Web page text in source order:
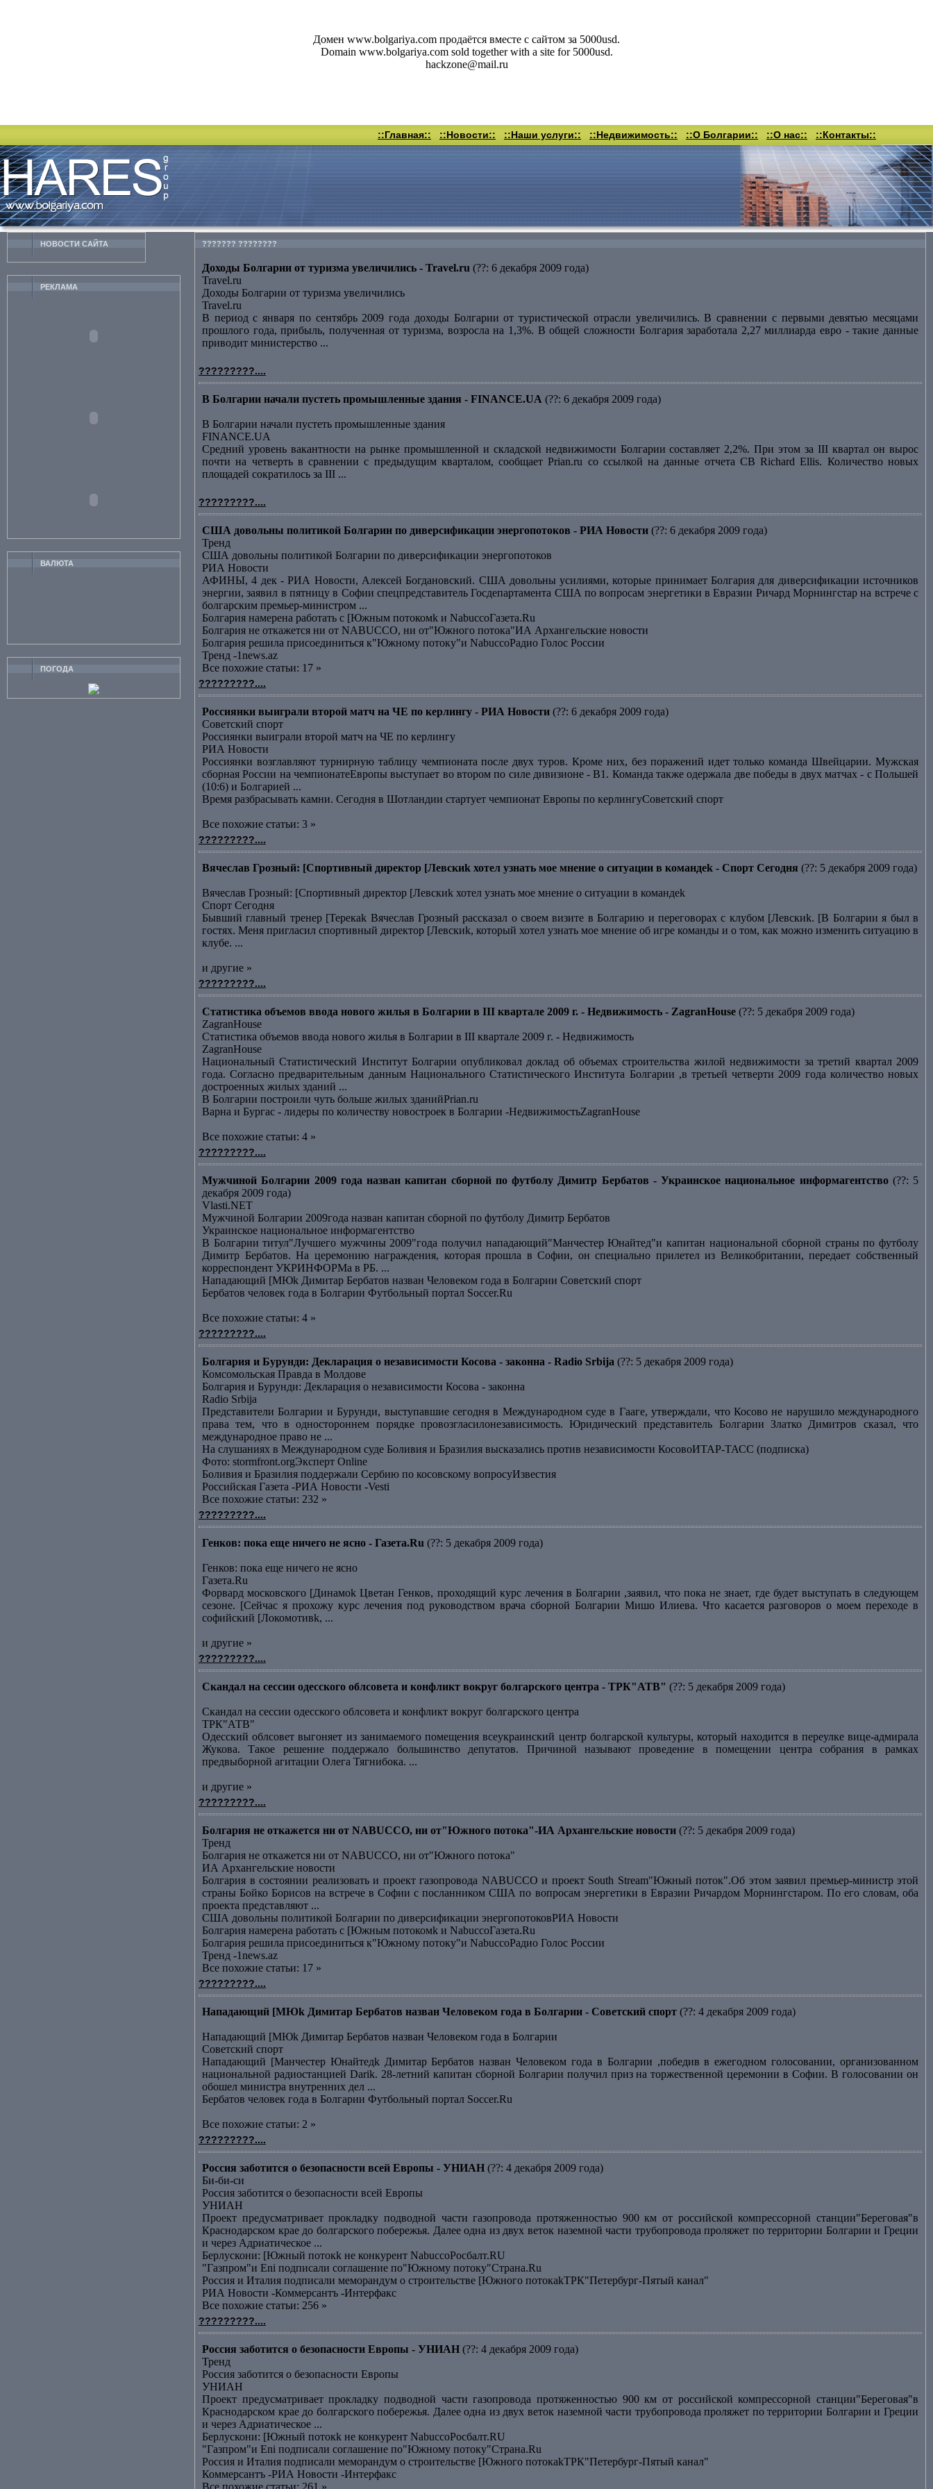
Домен www.bolgariya.com продаётся вместе с сайтом за 5000usd.
Domain www.bolgariya.com sold together with a site for 5000usd.
hackzone@mail.ru
::Главная:: ::Новости:: ::Наши услуги:: ::Недвижимость:: ::О Болгарии:: ::О нас:: ::Контакты::
НОВОСТИ CАЙТА
РЕКЛАМА
ВАЛЮТА
ПОГОДА
??????? ????????
Доходы Болгарии от туризма увеличились - Travel.ru (??: 6 декабря 2009 года)
Travel.ru
Доходы Болгарии от туризма увеличились
Travel.ru
В период с января по сентябрь 2009 года доходы Болгарии от туристической отрасли увеличились. В сравнении с первыми девятью месяцами
прошлого года, прибыль, полученная от туризма, возросла на 1,3%. В общей сложности Болгария заработала 2,27 миллиарда евро - такие данные
приводит министерство ...
?????????....
В Болгарии начали пустеть промышленные здания - FINANCE.UA (??: 6 декабря 2009 года)
В Болгарии начали пустеть промышленные здания
FINANCE.UA
Средний уровень вакантности на рынке промышленной и складской недвижимости Болгарии составляет 2,2%. При этом за III квартал он вырос
почти на четверть в сравнении с предыдущим кварталом, сообщает Prian.ru со ссылкой на данные отчета CB Richard Ellis. Количество новых
площадей сократилось за III ...
?????????....
США довольны политикой Болгарии по диверсификации энергопотоков - РИА Новости (??: 6 декабря 2009 года)
Тренд
США довольны политикой Болгарии по диверсификации энергопотоков
РИА Новости
АФИНЫ, 4 дек - РИА Новости, Алексей Богдановский. США довольны усилиями, которые принимает Болгария для диверсификации источников
энергии, заявил в пятницу в Софии спецпредставитель Госдепартамента США по вопросам энергетики в Евразии Ричард Морнингстар на встрече с
болгарским премьер-министром ...
Болгария намерена работать с [Южным потокомk и NabuccoГазета.Ru
Болгария не откажется ни от NABUCCO, ни от"Южного потока"ИА Архангельские новости
Болгария решила присоединиться к"Южному потоку"и NabuccoРадио Голос России
Тренд -1news.az
Все похожие статьи: 17 »
?????????....
Россиянки выиграли второй матч на ЧЕ по керлингу - РИА Новости (??: 6 декабря 2009 года)
Советский спорт
Россиянки выиграли второй матч на ЧЕ по керлингу
РИА Новости
Россиянки возглавляют турнирную таблицу чемпионата после двух туров. Кроме них, без поражений идет только команда Швейцарии. Мужская
сборная России на чемпионатеЕвропы выступает во втором по силе дивизионе - В1. Команда также одержала две победы в двух матчах - с Польшей
(10:6) и Болгарией ...
Время разбрасывать камни. Сегодня в Шотландии стартует чемпионат Европы по керлингуСоветский спорт
Все похожие статьи: 3 »
?????????....
Вячеслав Грозный: [Спортивный директор [Левскиk хотел узнать мое мнение о ситуации в командеk - Спорт Сегодня (??: 5 декабря 2009 года)
Вячеслав Грозный: [Спортивный директор [Левскиk хотел узнать мое мнение о ситуации в командеk
Спорт Сегодня
Бывший главный тренер [Терекаk Вячеслав Грозный рассказал о своем визите в Болгарию и переговорах с клубом [Левскиk. [В Болгарии я был в
гостях. Меня пригласил спортивный директор [Левскиk, который хотел узнать мое мнение об игре команды и о том, как можно изменить ситуацию в
клубе. ...
и другие »
?????????....
Статистика объемов ввода нового жилья в Болгарии в III квартале 2009 г. - Недвижимость - ZagranHouse (??: 5 декабря 2009 года)
ZagranHouse
Статистика объемов ввода нового жилья в Болгарии в III квартале 2009 г. - Недвижимость
ZagranHouse
Национальный Статистический Институт Болгарии опубликовал доклад об объемах строительства жилой недвижимости за третий квартал 2009
года. Согласно предварительным данным Национального Статистического Института Болгарии ,в третьей четверти 2009 года количество новых
достроенных жилых зданий ...
В Болгарии построили чуть больше жилых зданийPrian.ru
Варна и Бургас - лидеры по количеству новостроек в Болгарии -НедвижимостьZagranHouse
Все похожие статьи: 4 »
?????????....
Мужчиной Болгарии 2009 года назван капитан сборной по футболу Димитр Бербатов - Украинское национальное информагентство(??: 5
декабря 2009 года)
Vlasti.NET
Мужчиной Болгарии 2009года назван капитан сборной по футболу Димитр Бербатов
Украинское национальное информагентство
В Болгарии титул"Лучшего мужчины 2009"года получил нападающий"Манчестер Юнайтед"и капитан национальной сборной страны по футболу
Димитр Бербатов. На церемонию награждения, которая прошла в Софии, он специально прилетел из Великобритании, передает собственный
корреспондент УКРИНФОРМа в РБ. ...
Нападающий [МЮk Димитар Бербатов назван Человеком года в Болгарии Советский спорт
Бербатов человек года в Болгарии Футбольный портал Soccer.Ru
Все похожие статьи: 4 »
?????????....
Болгария и Бурунди: Декларация о независимости Косова - законна - Radio Srbija (??: 5 декабря 2009 года)
Комсомольская Правда в Молдове
Болгария и Бурунди: Декларация о независимости Косова - законна
Radio Srbija
Представители Болгарии и Бурунди, выступавшие сегодня в Международном суде в Гааге, утверждали, что Косово не нарушило международного
права тем, что в одностороннем порядке провозгласилонезависимость. Юридический представитель Болгарии Златко Димитров сказал, что
международное право не ...
На слушаниях в Международном суде Боливия и Бразилия высказались против независимости КосовоИТАР-ТАСС (подписка)
Фото: stormfront.orgЭксперт Online
Боливия и Бразилия поддержали Сербию по косовскому вопросуИзвестия
Российская Газета -РИА Новости -Vesti
Все похожие статьи: 232 »
?????????....
Генков: пока еще ничего не ясно - Газета.Ru (??: 5 декабря 2009 года)
Генков: пока еще ничего не ясно
Газета.Ru
Форвард московского [Динамоk Цветан Генков, проходящий курс лечения в Болгарии ,заявил, что пока не знает, где будет выступать в следующем
сезоне. [Сейчас я прохожу курс лечения под руководством врача сборной Болгарии Мишо Илиева. Что касается разговоров о моем переходе в
софийский [Локомотивk, ...
и другие »
?????????....
Скандал на сессии одесского облсовета и конфликт вокруг болгарского центра - ТРК"АТВ" (??: 5 декабря 2009 года)
Скандал на сессии одесского облсовета и конфликт вокруг болгарского центра
ТРК"АТВ"
Одесский облсовет выгоняет из занимаемого помещения всеукраинский центр болгарской культуры, который находится в переулке вице-адмирала
Жукова. Такое решение поддержало большинство депутатов. Причиной называют проведение в помещении центра собрания в рамках
предвыборной агитации Олега Тягнибока. ...
и другие »
?????????....
Болгария не откажется ни от NABUCCO, ни от"Южного потока"-ИА Архангельские новости (??: 5 декабря 2009 года)
Тренд
Болгария не откажется ни от NABUCCO, ни от"Южного потока"
ИА Архангельские новости
Болгария в состоянии реализовать и проект газопровода NABUCCO и проект South Stream"Южный поток".Об этом заявил премьер-министр этой
страны Бойко Борисов на встрече в Софии с посланником США по вопросам энергетики в Евразии Ричардом Морнингстаром. По его словам, оба
проекта представляют ...
США довольны политикой Болгарии по диверсификации энергопотоковРИА Новости
Болгария намерена работать с [Южным потокомk и NabuccoГазета.Ru
Болгария решила присоединиться к"Южному потоку"и NabuccoРадио Голос России
Тренд -1news.az
Все похожие статьи: 17 »
?????????....
Нападающий [МЮk Димитар Бербатов назван Человеком года в Болгарии - Советский спорт (??: 4 декабря 2009 года)
Нападающий [МЮk Димитар Бербатов назван Человеком года в Болгарии
Советский спорт
Нападающий [Манчестер Юнайтедk Димитар Бербатов назван Человеком года в Болгарии ,победив в ежегодном голосовании, организованном
национальной радиостанцией Darik. 28-летний капитан сборной Болгарии получил приз на торжественной церемонии в Софии. В голосовании он
обошел министра внутренних дел ...
Бербатов человек года в Болгарии Футбольный портал Soccer.Ru
Все похожие статьи: 2 »
?????????....
Россия заботится о безопасности всей Европы - УНИАН (??: 4 декабря 2009 года)
Би-би-си
Россия заботится о безопасности всей Европы
УНИАН
Проект предусматривает прокладку подводной части газопровода протяженностью 900 км от российской компрессорной станции"Береговая"в
Краснодарском крае до болгарского побережья. Далее одна из двух веток наземной части трубопровода проляжет по территории Болгарии и Греции
и через Адриатическое ...
Берлускони: [Южный потокk не конкурент NabuccoРосбалт.RU
"Газпром"и Еni подписали соглашение по"Южному потоку"Страна.Ru
Россия и Италия подписали меморандум о строительстве [Южного потокаkТРК"Петербург-Пятый канал"
РИА Новости -Коммерсантъ -Интерфакс
Все похожие статьи: 256 »
?????????....
Россия заботится о безопасности Европы - УНИАН (??: 4 декабря 2009 года)
Тренд
Россия заботится о безопасности Европы
УНИАН
Проект предусматривает прокладку подводной части газопровода протяженностью 900 км от российской компрессорной станции"Береговая"в
Краснодарском крае до болгарского побережья. Далее одна из двух веток наземной части трубопровода проляжет по территории Болгарии и Греции
и через Адриатическое ...
Берлускони: [Южный потокk не конкурент NabuccoРосбалт.RU
"Газпром"и Еni подписали соглашение по"Южному потоку"Страна.Ru
Россия и Италия подписали меморандум о строительстве [Южного потокаkТРК"Петербург-Пятый канал"
Коммерсантъ -РИА Новости -Интерфакс
Все похожие статьи: 261 »